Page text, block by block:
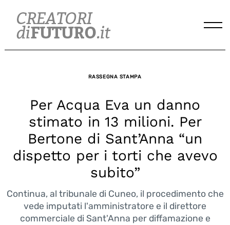
content
RASSEGNA STAMPA
Per Acqua Eva un danno
stimato in 13 milioni. Per
Bertone di Sant’Anna “un
dispetto per i torti che avevo
subito”
Continua, al tribunale di Cuneo, il procedimento che
vede imputati l'amministratore e il direttore
commerciale di Sant'Anna per diffamazione e